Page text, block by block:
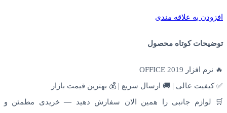
افزودن به علاقه مندی
توضیحات کوتاه محصول
🔥 نرم افزار OFFICE 2019
✅ کیفیت عالی | 🚚 ارسال سریع | 💰 بهترین قیمت بازار
🛒 لوازم جانبی را همین الان سفارش دهید — خریدی مطمئن و